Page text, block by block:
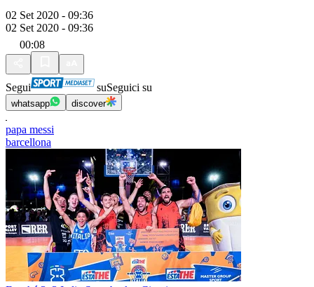
02 Set 2020 - 09:36
02 Set 2020 - 09:36
00:08
Segui suSeguici su
whatsapp discover
papa messi
barcellona